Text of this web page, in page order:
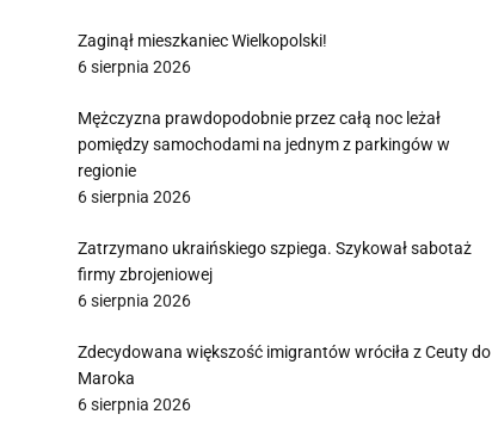
Zaginął mieszkaniec Wielkopolski!
6 sierpnia 2026
Mężczyzna prawdopodobnie przez całą noc leżał
pomiędzy samochodami na jednym z parkingów w
regionie
6 sierpnia 2026
Zatrzymano ukraińskiego szpiega. Szykował sabotaż
firmy zbrojeniowej
6 sierpnia 2026
Zdecydowana większość imigrantów wróciła z Ceuty do
Maroka
6 sierpnia 2026